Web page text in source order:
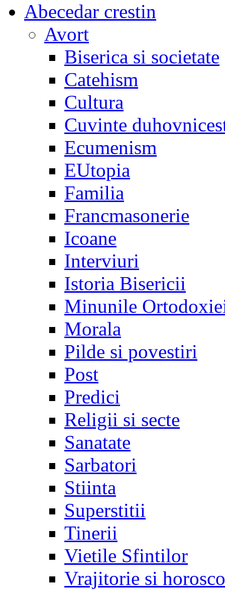
Abecedar crestin
Avort
Biserica si societate
Catehism
Cultura
Cuvinte
Ecumenism
EUtopia
Familia
Francmasonerie
Icoane
Interviuri
Istoria Bisericii
Minunile
Morala
Pilde si povestiri
Post
Predici
Religii si secte
Sanatate
Sarbatori
Stiinta
Superstitii
Tinerii
Vietile Sfintilor
Vrajitorie si